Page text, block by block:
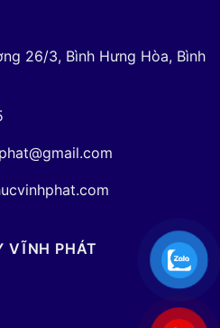
26/3, Bình Hưng Hòa, Bình
VĨNH PHÁT